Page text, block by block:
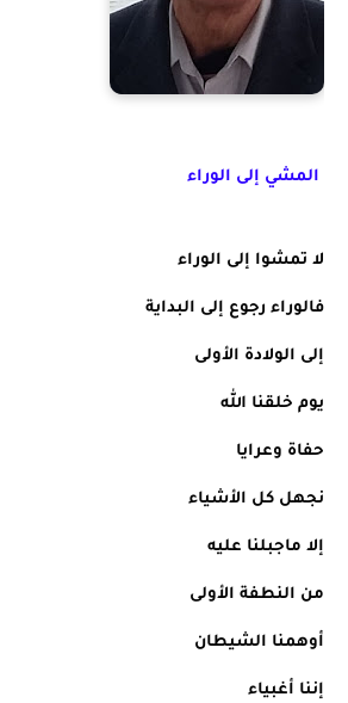
المشي إلى الوراء
لا تمشوا إلى الوراء
فالوراء رجوع إلى البداية
إلى الولادة الأولى
يوم خلقنا الله
حفاة وعرايا
نجهل كل الأشياء
إلا ماجبلنا عليه
من النطفة الأولى
أوهمنا الشيطان
إننا أغبياء